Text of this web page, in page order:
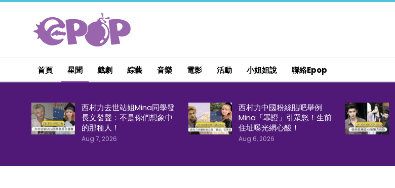
首頁 星聞 戲劇 綜藝 音樂 電影 活動 小姐姐說 聯絡epop
西村力去世站姐Mina同學發
長文發聲：不是你們想象中
的那種人！
Aug 7, 2026
西村力中國粉絲貼吧舉例
Mina「罪證」引眾怒！生前
住址曝光網心酸！
Aug 6, 2026